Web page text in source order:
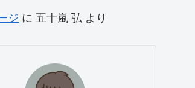
ジ に 五十嵐 弘 より